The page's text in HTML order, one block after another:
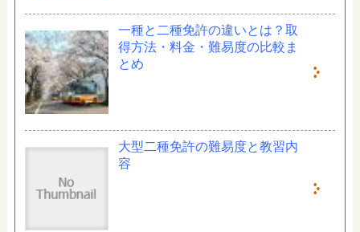
一種と二種免許の違いとは？取
得方法・料金・難易度の比較ま
とめ
大型二種免許の難易度と教習内
容